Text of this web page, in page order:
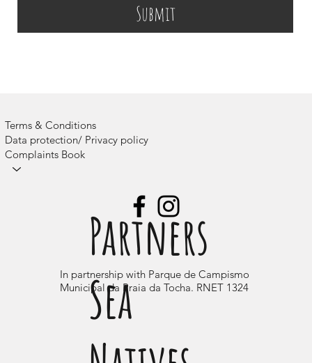
Submit
Camps
Sea
Terms & Conditions
Data protection/ Privacy policy
Complaints Book
In partnership with Parque de Campismo
Municipal da Praia da Tocha. RNET 1324
Partners